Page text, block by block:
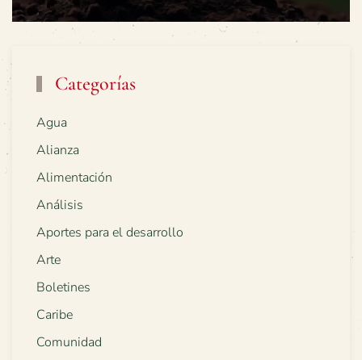
Categorías
Agua
Alianza
Alimentación
Análisis
Aportes para el desarrollo
Arte
Boletines
Caribe
Comunidad